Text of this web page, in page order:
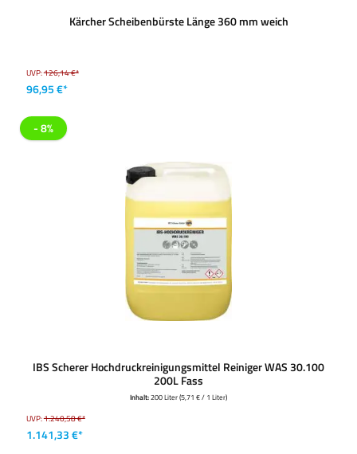
Kärcher Scheibenbürste Länge 360 mm weich
UVP:126,14 €*
96,95 €*
- 8%
IBS Scherer Hochdruckreinigungsmittel Reiniger WAS 30.100
200L Fass
Inhalt:200 Liter(5,71 € / 1 Liter)
UVP:1.240,58 €*
1.141,33 €*